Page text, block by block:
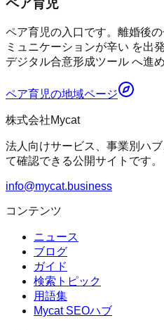
ペア育児
ペア育児の入口です。離婚後
ミュニケーションが辛い を出
デジタル合意形成ツール へ進
ペア育児の地域ページ
株式会社Mycat
法人向けサービス、事業別ハ
て確認できる公開サイトです。
info@mycat.business
コンテンツ
ニュース
ブログ
ガイド
検索トピック
用語集
Mycat SEOハブ